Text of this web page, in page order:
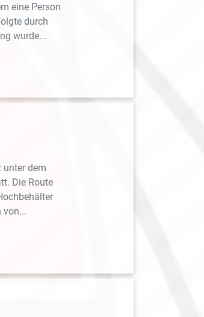
eine Person
durch
wurde...
unter dem
Die Route
von...